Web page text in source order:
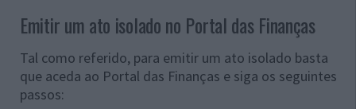
Emitir um ato isolado no Portal das Finanças
Tal como referido, para emitir um ato isolado basta
que aceda ao Portal das Finanças e siga os seguintes
passos: